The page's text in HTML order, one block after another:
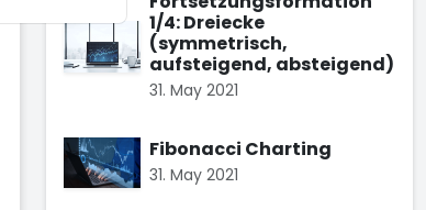
1/4: Dreiecke
(symmetrisch,
aufsteigend, absteigend)
31. May 2021
Fibonacci Charting
31. May 2021